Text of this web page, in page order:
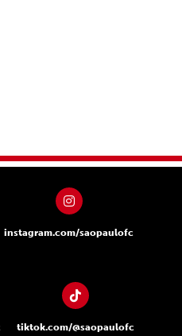
instagram.com/saopaulofc
tiktok.com/@saopaulofc